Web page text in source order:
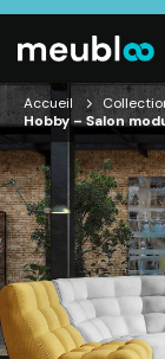
Accueil
Hobby – Salon